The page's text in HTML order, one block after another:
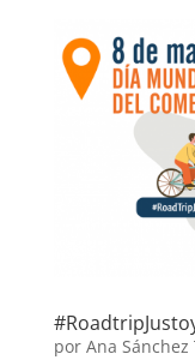
por Ana